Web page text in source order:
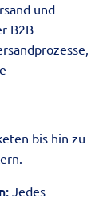
und
B2B
bis hin zu
Jedes